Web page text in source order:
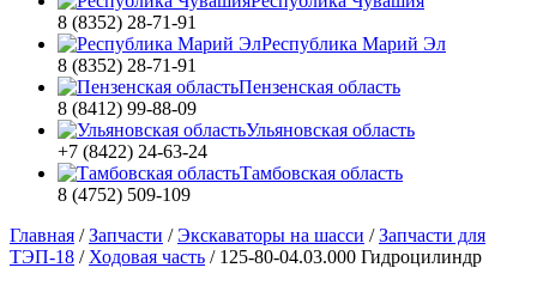
8 (8352) 28-71-91
Республика Марий Эл
8 (8352) 28-71-91
Пензенская область
8 (8412) 99-88-09
Ульяновская область
+7 (8422) 24-63-24
Тамбовская область
8 (4752) 509-109
Главная /Запчасти /Экскаваторы на шасси /Запчасти для
ТЭП-18 / Ходовая часть / 125-80-04.03.000 Гидроцилиндр